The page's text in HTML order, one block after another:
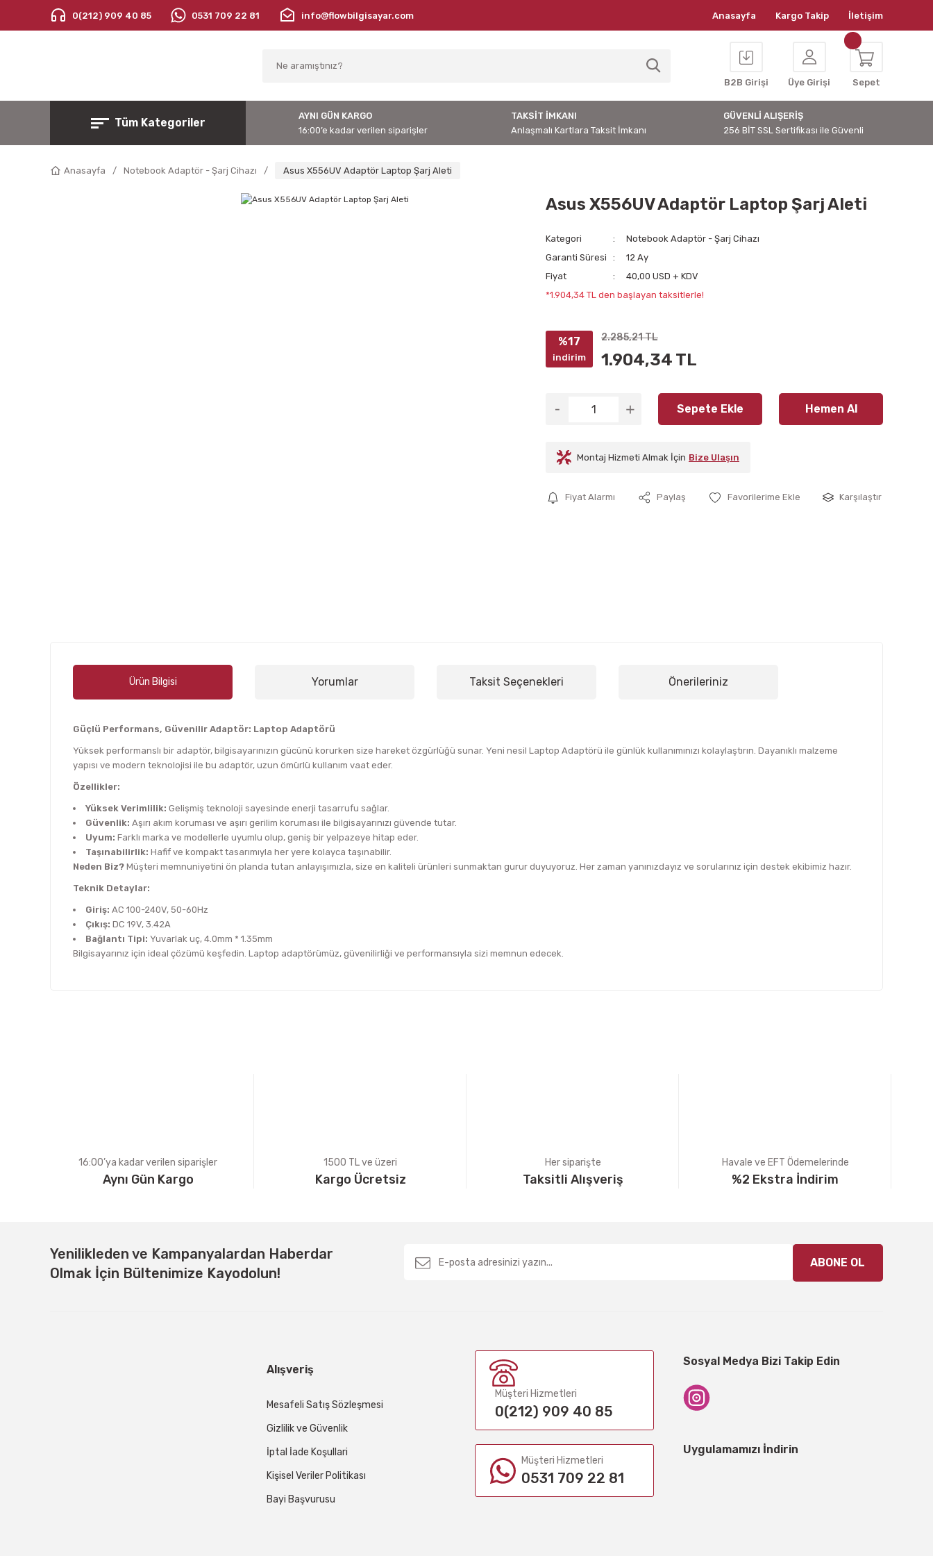
0(212) 909 40 85 0531 709 22 81 info@flowbilgisayar.com Anasayfa Kargo Takip İletişim
B2B Girişi Üye Girişi Sepet
Tüm Kategoriler
AYNI GÜN KARGO
16:00’e kadar verilen siparişler
TAKSİT İMKANI
Anlaşmalı Kartlara Taksit İmkanı
GÜVENLİ ALIŞERİŞ
256 BİT SSL Sertifikası ile Güvenli
Anasayfa Notebook Adaptör - Şarj Cihazı Asus X556UV Adaptör Laptop Şarj Aleti
Asus X556UV Adaptör Laptop Şarj Aleti
Kategori
Notebook Adaptör - Şarj Cihazı
Garanti Süresi
12 Ay
Fiyat
40,00 USD + KDV
*1.904,34 TL den başlayan taksitlerle!
%17
indirim
2.285,21 TL
1.904,34 TL
Sepete Ekle Hemen Al
Montaj Hizmeti Almak İçin Bize Ulaşın
Fiyat Alarmı Paylaş Karşılaştır
Ürün Bilgisi Yorumlar Taksit Seçenekleri Önerileriniz
Güçlü Performans, Güvenilir Adaptör: Laptop Adaptörü
Yüksek performanslı bir adaptör, bilgisayarınızın gücünü korurken size hareket özgürlüğü sunar. Yeni nesil Laptop Adaptörü ile günlük kullanımınızı kolaylaştırın. Dayanıklı malzeme
yapısı ve modern teknolojisi ile bu adaptör, uzun ömürlü kullanım vaat eder.
Özellikler:
Yüksek Verimlilik: Gelişmiş teknoloji sayesinde enerji tasarrufu sağlar.
Güvenlik: Aşırı akım koruması ve aşırı gerilim koruması ile bilgisayarınızı güvende tutar.
Uyum: Farklı marka ve modellerle uyumlu olup, geniş bir yelpazeye hitap eder.
Taşınabilirlik: Hafif ve kompakt tasarımıyla her yere kolayca taşınabilir.
Neden Biz? Müşteri memnuniyetini ön planda tutan anlayışımızla, size en kaliteli ürünleri sunmaktan gurur duyuyoruz. Her zaman yanınızdayız ve sorularınız için destek ekibimiz hazır.
Teknik Detaylar:
Giriş: AC 100-240V, 50-60Hz
Çıkış: DC 19V, 3.42A
Bağlantı Tipi: Yuvarlak uç, 4.0mm * 1.35mm
Bilgisayarınız için ideal çözümü keşfedin. Laptop adaptörümüz, güvenilirliği ve performansıyla sizi memnun edecek.
16:00’ya kadar verilen siparişler
Aynı Gün Kargo
1500 TL ve üzeri
Kargo Ücretsiz
Her siparişte
Taksitli Alışveriş
Havale ve EFT Ödemelerinde
%2 Ekstra İndirim
Yenilikleden ve Kampanyalardan Haberdar
Olmak İçin Bültenimize Kayodolun!
ABONE OL
Alışveriş
Mesafeli Satış Sözleşmesi
Gizlilik ve Güvenlik
İptal İade Koşullari
Kişisel Veriler Politikası
Bayi Başvurusu
Müşteri Hizmetleri
0(212) 909 40 85
Müşteri Hizmetleri
0531 709 22 81
Sosyal Medya Bizi Takip Edin
Uygulamamızı İndirin